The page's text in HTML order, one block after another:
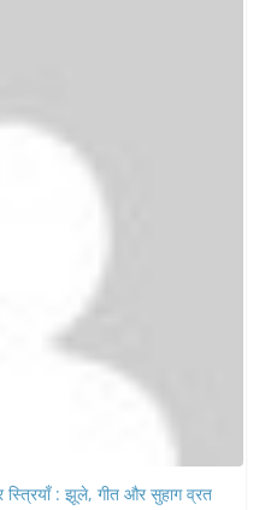
: झूले, गीत और सुहाग व्रत